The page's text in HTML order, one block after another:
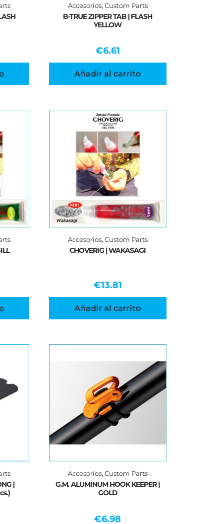
Accesorios, Custom Parts
B-TRUE ZIPPER TAB | FLASH
YELLOW
€6.61
Añadir al carrito
Accesorios, Custom Parts
CHOVERIG | WAKASAGI
€13.81
Añadir al carrito
|
Accesorios, Custom Parts
G.M. ALUMINUM HOOK KEEPER |
GOLD
€6.98